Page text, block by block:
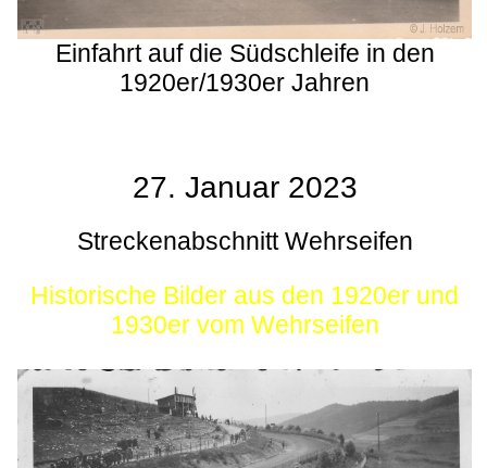
Einfahrt auf die Südschleife in den
1920er/1930er Jahren
27. Januar 2023
Streckenabschnitt Wehrseifen
Historische Bilder aus den 1920er und
1930er vom Wehrseifen